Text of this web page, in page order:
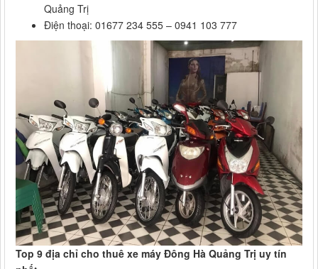
Quảng Trị
Điện thoại: 01677 234 555 – 0941 103 777
Top 9 địa chỉ cho thuê xe máy Đông Hà Quảng Trị uy tín